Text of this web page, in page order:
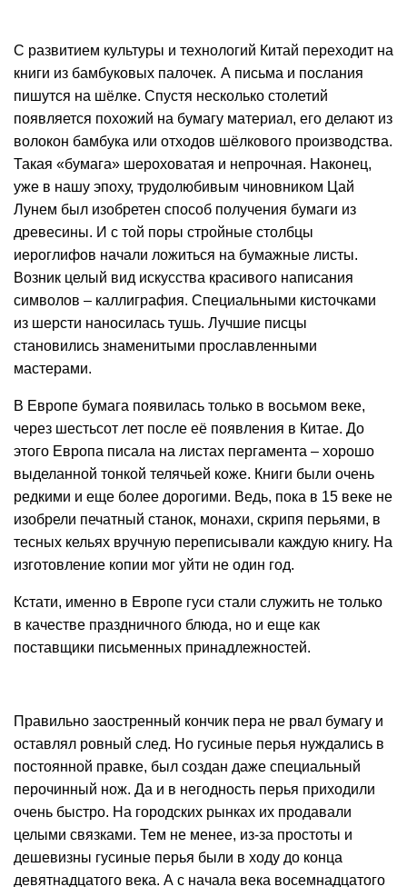
С развитием культуры и технологий Китай переходит на
книги из бамбуковых палочек. А письма и послания
пишутся на шёлке. Спустя несколько столетий
появляется похожий на бумагу материал, его делают из
волокон бамбука или отходов шёлкового производства.
Такая «бумага» шероховатая и непрочная. Наконец,
уже в нашу эпоху, трудолюбивым чиновником Цай
Лунем был изобретен способ получения бумаги из
древесины. И с той поры стройные столбцы
иероглифов начали ложиться на бумажные листы.
Возник целый вид искусства красивого написания
символов – каллиграфия. Специальными кисточками
из шерсти наносилась тушь. Лучшие писцы
становились знаменитыми прославленными
мастерами.
В Европе бумага появилась только в восьмом веке,
через шестьсот лет после её появления в Китае. До
этого Европа писала на листах пергамента – хорошо
выделанной тонкой телячьей коже. Книги были очень
редкими и еще более дорогими. Ведь, пока в 15 веке не
изобрели печатный станок, монахи, скрипя перьями, в
тесных кельях вручную переписывали каждую книгу. На
изготовление копии мог уйти не один год.
Кстати, именно в Европе гуси стали служить не только
в качестве праздничного блюда, но и еще как
поставщики письменных принадлежностей.
Правильно заостренный кончик пера не рвал бумагу и
оставлял ровный след. Но гусиные перья нуждались в
постоянной правке, был создан даже специальный
перочинный нож. Да и в негодность перья приходили
очень быстро. На городских рынках их продавали
целыми связками. Тем не менее, из-за простоты и
дешевизны гусиные перья были в ходу до конца
девятнадцатого века. А с начала века восемнадцатого